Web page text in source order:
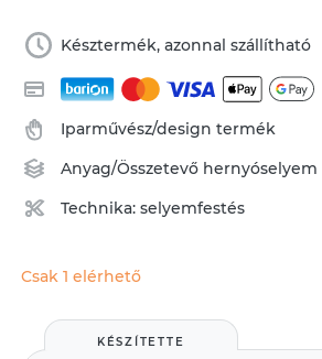
Késztermék, azonnal szállítható
Iparművész/design termék
Anyag/Összetevő hernyóselyem
Technika:selyemfestés
Csak 1 elérhető
KÉSZÍTETTE